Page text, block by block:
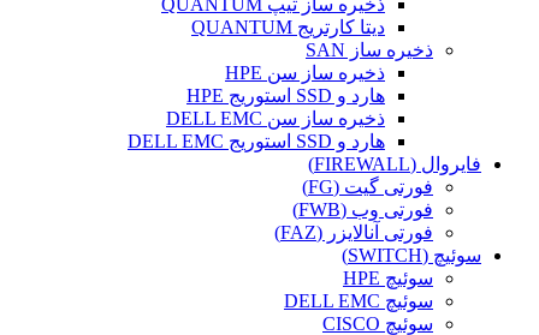
دیتا کارتریج QUANTUM
ذخیره ساز SAN
ذخیره ساز سن HPE
هارد و SSD استوریج HPE
ذخیره ساز سن DELL EMC
هارد و SSD استوریج DELL EMC
فایروال (FIREWALL)
فورتی گیت (FG)
فورتی وب (FWB)
فورتی آنالایزر (FAZ)
سوئیچ (SWITCH)
سوئیچ HPE
سوئیچ DELL EMC
سوئیچ CISCO